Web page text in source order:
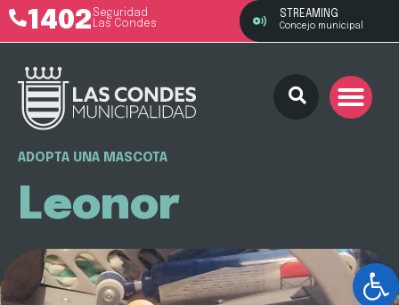
1402 Seguridad
Las Condes
STREAMING
Concejo municipal
ADOPTA UNA MASCOTA
Leonor